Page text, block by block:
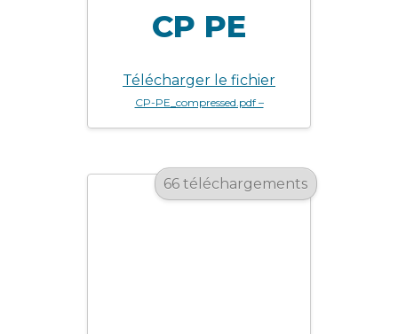
CP PE
Télécharger le fichier
CP-PE_compressed.pdf –
66 téléchargements